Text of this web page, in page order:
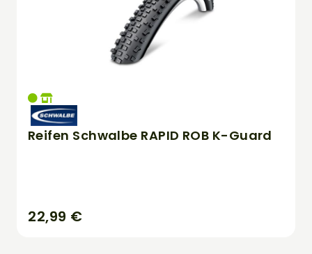
Reifen Schwalbe RAPID ROB K-Guard
22,99 €